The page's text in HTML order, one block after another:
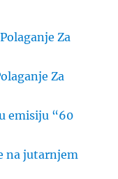
Za
Za
emisiju “60
na jutarnjem